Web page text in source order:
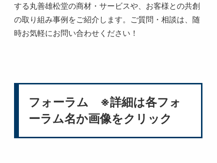
する丸善雄松堂の商材・サービスや、お客様との共創
の取り組み事例をご紹介します。ご質問・相談は、随
時お気軽にお問い合わせください！
フォーラム ※詳細は各フォ
ーラム名か画像をクリック